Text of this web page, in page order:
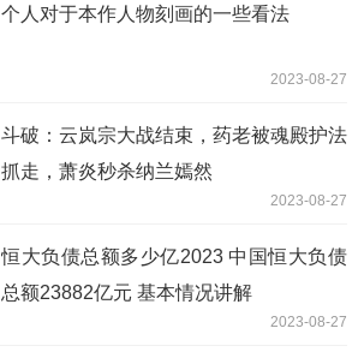
个人对于本作人物刻画的一些看法
2023-08-27
斗破：云岚宗大战结束，药老被魂殿护法
抓走，萧炎秒杀纳兰嫣然
2023-08-27
恒大负债总额多少亿2023 中国恒大负债
总额23882亿元 基本情况讲解
2023-08-27